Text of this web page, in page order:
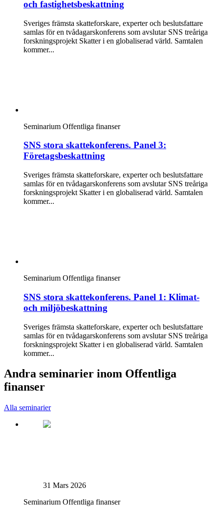
och fastighetsbeskattning
Sveriges främsta skatteforskare, experter och beslutsfattare
samlas för en tvådagarskonferens som avslutar SNS treåriga
forskningsprojekt Skatter i en globaliserad värld. Samtalen
kommer...
Seminarium Offentliga finanser
SNS stora skattekonferens. Panel 3:
Företagsbeskattning
Sveriges främsta skatteforskare, experter och beslutsfattare
samlas för en tvådagarskonferens som avslutar SNS treåriga
forskningsprojekt Skatter i en globaliserad värld. Samtalen
kommer...
Seminarium Offentliga finanser
SNS stora skattekonferens. Panel 1: Klimat-
och miljöbeskattning
Sveriges främsta skatteforskare, experter och beslutsfattare
samlas för en tvådagarskonferens som avslutar SNS treåriga
forskningsprojekt Skatter i en globaliserad värld. Samtalen
kommer...
Andra seminarier inom Offentliga
finanser
Alla seminarier
31 Mars 2026
Seminarium Offentliga finanser